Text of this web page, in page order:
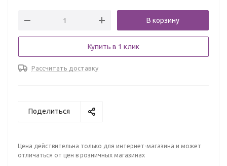
В корзину
Купить в 1 клик
Рассчитать доставку
Поделиться
Цена действительна только для интернет-магазина и может
отличаться от цен в розничных магазинах